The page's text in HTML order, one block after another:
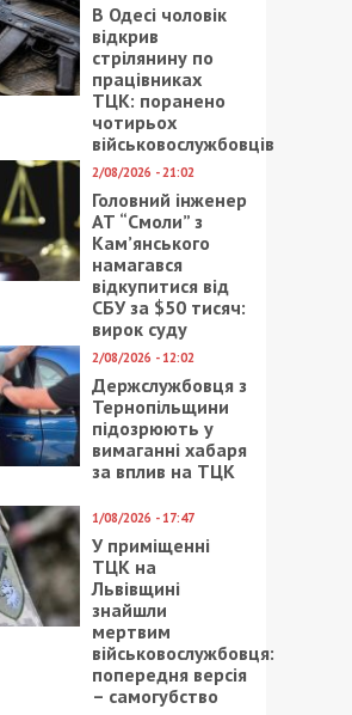
В Одесі чоловік
відкрив
стрілянину по
працівниках
ТЦК: поранено
чотирьох
військовослужбовців
2/08/2026 - 21:02
Головний інженер
АТ “Смоли” з
Кам’янського
намагався
відкупитися від
СБУ за $50 тисяч:
вирок суду
2/08/2026 - 12:02
Держслужбовця з
Тернопільщини
підозрюють у
вимаганні хабаря
за вплив на ТЦК
1/08/2026 - 17:47
У приміщенні
ТЦК на
Львівщині
знайшли
мертвим
військовослужбовця:
попередня версія
– самогубство